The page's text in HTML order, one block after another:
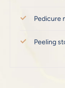
Pedicure
Peeling